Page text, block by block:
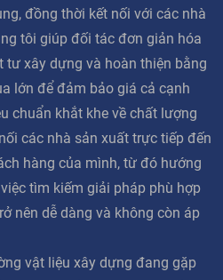
đồng thời kết nối với các nhà
tôi giúp đối tác đơn giản hóa
tư xây dựng và hoàn thiện bằng
lớn để đảm bảo giá cả cạnh
chuẩn khắt khe về chất lượng
các nhà sản xuất trực tiếp đến
hàng của mình, từ đó hướng
tìm kiếm giải pháp phù hợp
nên dễ dàng và không còn áp
vật liệu xây dựng đang gặp